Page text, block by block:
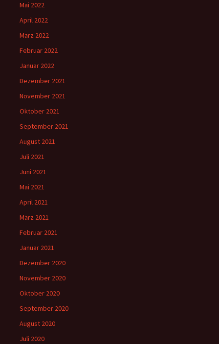
Mai 2022
April 2022
März 2022
Februar 2022
Januar 2022
Dezember 2021
November 2021
Oktober 2021
September 2021
August 2021
Juli 2021
Juni 2021
Mai 2021
April 2021
März 2021
Februar 2021
Januar 2021
Dezember 2020
November 2020
Oktober 2020
September 2020
August 2020
Juli 2020